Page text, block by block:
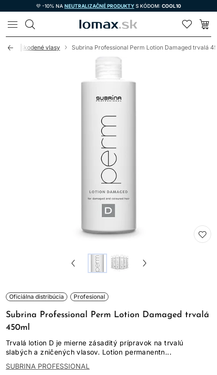
💜 -10% NA NEUTRALIZAČNÉ PRODUKTY S KÓDOM: COOL10
LOMAX
o poškodené vlasy Subrina Professional Perm Lotion Damaged trvalá
Oficiálna distribúcia Profesional
Subrina Professional Perm Lotion Damaged trvalá
450ml
Trvalá lotion D je mierne zásaditý prípravok na trvalú
slabých a zničených vlasov. Lotion permanentn...
SUBRINA PROFESSIONAL